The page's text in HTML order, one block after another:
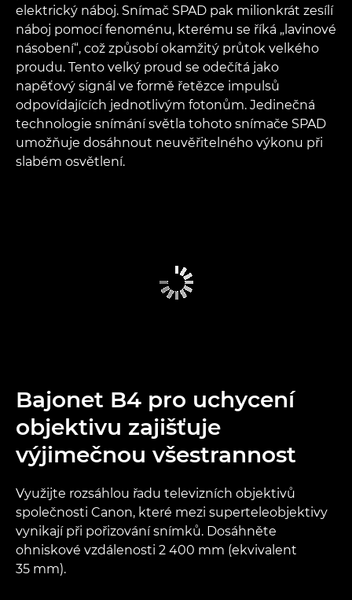
elektrický náboj. Snímač SPAD pak milionkrát zesílí
náboj pomocí fenoménu, kterému se říká „lavinové
násobení“, což způsobí okamžitý průtok velkého
proudu. Tento velký proud se odečítá jako
napěťový signál ve formě řetězce impulsů
odpovídajících jednotlivým fotonům. Jedinečná
technologie snímání světla tohoto snímače SPAD
umožňuje dosáhnout neuvěřitelného výkonu při
slabém osvětlení.
Bajonet B4 pro uchycení
objektivu zajišťuje
výjimečnou všestrannost
Využijte rozsáhlou řadu televizních objektivů
společnosti Canon, které mezi superteleobjektivy
vynikají při pořizování snímků. Dosáhněte
ohniskové vzdálenosti 2 400 mm (ekvivalent
35 mm).